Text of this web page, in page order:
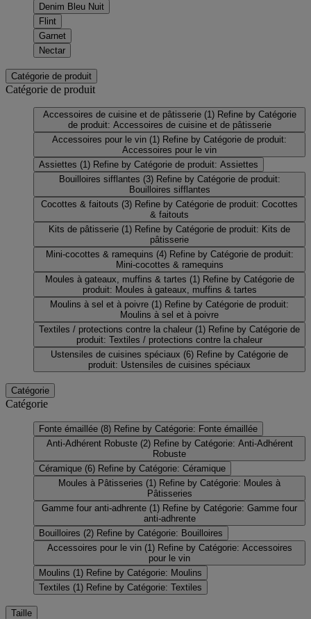
Denim Bleu Nuit
Flint
Garnet
Nectar
Catégorie de produit
Catégorie de produit
Accessoires de cuisine et de pâtisserie (1) Refine by Catégorie
de produit: Accessoires de cuisine et de pâtisserie
Accessoires pour le vin (1) Refine by Catégorie de produit:
Accessoires pour le vin
Assiettes (1) Refine by Catégorie de produit: Assiettes
Bouilloires sifflantes (3) Refine by Catégorie de produit:
Bouilloires sifflantes
Cocottes & faitouts (3) Refine by Catégorie de produit: Cocottes
& faitouts
Kits de pâtisserie (1) Refine by Catégorie de produit: Kits de
pâtisserie
Mini-cocottes & ramequins (4) Refine by Catégorie de produit:
Mini-cocottes & ramequins
Moules à gateaux, muffins & tartes (1) Refine by Catégorie de
produit: Moules à gateaux, muffins & tartes
Moulins à sel et à poivre (1) Refine by Catégorie de produit:
Moulins à sel et à poivre
Textiles / protections contre la chaleur (1) Refine by Catégorie de
produit: Textiles / protections contre la chaleur
Ustensiles de cuisines spéciaux (6) Refine by Catégorie de
produit: Ustensiles de cuisines spéciaux
Catégorie
Catégorie
Fonte émaillée (8) Refine by Catégorie: Fonte émaillée
Anti-Adhérent Robuste (2) Refine by Catégorie: Anti-Adhérent
Robuste
Céramique (6) Refine by Catégorie: Céramique
Moules à Pâtisseries (1) Refine by Catégorie: Moules à
Pâtisseries
Gamme four anti-adhrente (1) Refine by Catégorie: Gamme four
anti-adhrente
Bouilloires (2) Refine by Catégorie: Bouilloires
Accessoires pour le vin (1) Refine by Catégorie: Accessoires
pour le vin
Moulins (1) Refine by Catégorie: Moulins
Textiles (1) Refine by Catégorie: Textiles
Taille